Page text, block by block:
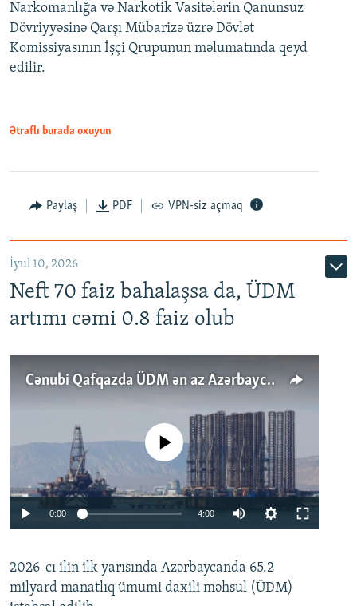
Narkomanlığa və Narkotik Vasitələrin Qanunsuz
Dövriyyəsinə Qarşı Mübarizə üzrə Dövlət
Komissiyasının İşçi Qrupunun məlumatında qeyd
edilir.
Ətraflı burada oxuyun
Paylaş PDF VPN-siz açmaq
İyul 10, 2026
Neft 70 faiz bahalaşsa da, ÜDM
artımı cəmi 0.8 faiz olub
Cənubi Qafqazda ÜDM ən az Azərbaycanda artır: Qonşuları niyə Bakını qabaqlaya bilir?
Auto 240p 360p 480p
No media source currently available
0:00 4:00
360p
480p
2026-cı ilin ilk yarısında Azərbaycanda 65.2
milyard manatlıq ümumi daxili məhsul (ÜDM)